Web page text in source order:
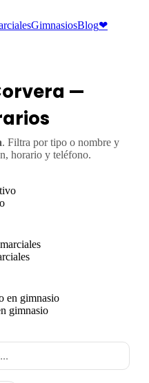
GimnasiosBlog❤
—
. Filtra por tipo o nombre y
horario y teléfono.
gimnasio